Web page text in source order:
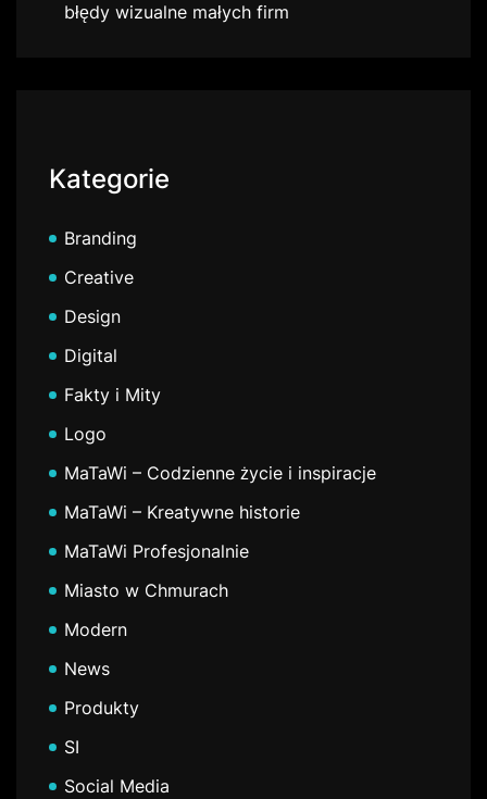
błędy wizualne małych firm
Kategorie
Branding
Creative
Design
Digital
Fakty i Mity
Logo
MaTaWi – Codzienne życie i inspiracje
MaTaWi – Kreatywne historie
MaTaWi Profesjonalnie
Miasto w Chmurach
Modern
News
Produkty
SI
Social Media